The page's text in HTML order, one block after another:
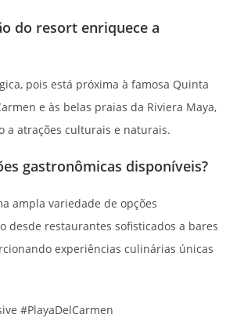
do resort enriquece a
pois está próxima à famosa Quinta
e às belas praias da Riviera Maya,
a atrações culturais e naturais.
gastronômicas disponíveis?
ampla variedade de opções
desde restaurantes sofisticados a bares
experiências culinárias únicas
#PlayaDelCarmen